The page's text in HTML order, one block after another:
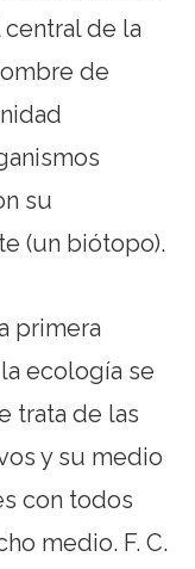
de la
de
su
(un biótopo).
primera
ecología se
trata de las
y su medio
con todos
medio. F. C.